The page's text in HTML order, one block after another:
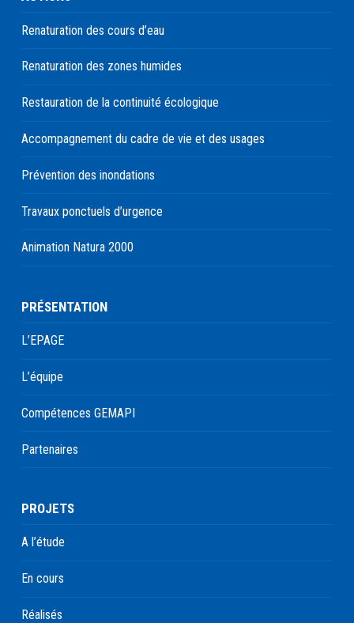
Renaturation des cours d’eau
Renaturation des zones humides
Restauration de la continuité écologique
Accompagnement du cadre de vie et des usages
Prévention des inondations
Travaux ponctuels d’urgence
Animation Natura 2000
PRÉSENTATION
L’EPAGE
L’équipe
Compétences GEMAPI
Partenaires
PROJETS
A l’étude
En cours
Réalisés